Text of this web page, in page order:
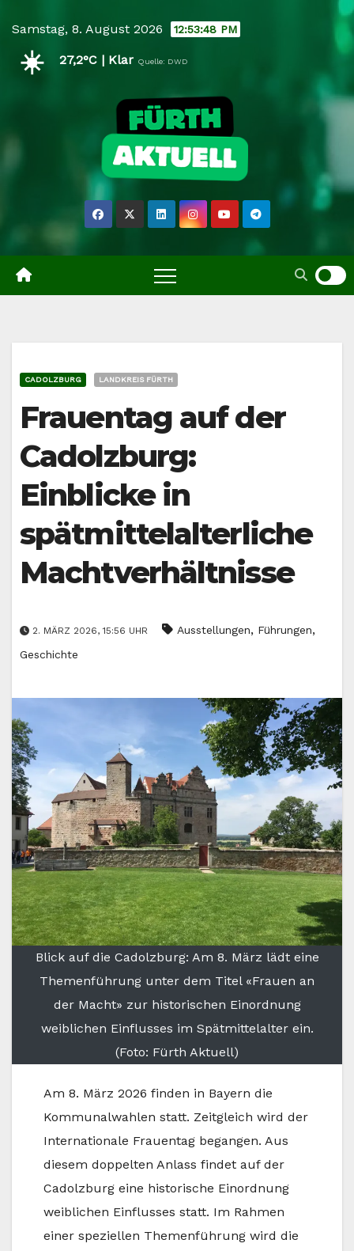
content
Samstag, 8. August 2026 12:53:49 PM
☀️ 27,2°C | Klar Quelle: DWD
CADOLZBURG LANDKREIS FÜRTH
Frauentag auf der
Cadolzburg:
Einblicke in
spätmittelalterliche
Machtverhältnisse
2. MÄRZ 2026, 15:56 UHR Ausstellungen, Führungen,
Geschichte
Blick auf die Cadolzburg: Am 8. März lädt eine
Themenführung unter dem Titel «Frauen an
der Macht» zur historischen Einordnung
weiblichen Einflusses im Spätmittelalter ein.
(Foto: Fürth Aktuell)
Am 8. März 2026 finden in Bayern die
Kommunalwahlen statt. Zeitgleich wird der
Internationale Frauentag begangen. Aus
diesem doppelten Anlass findet auf der
Cadolzburg eine historische Einordnung
weiblichen Einflusses statt. Im Rahmen
einer speziellen Themenführung wird die